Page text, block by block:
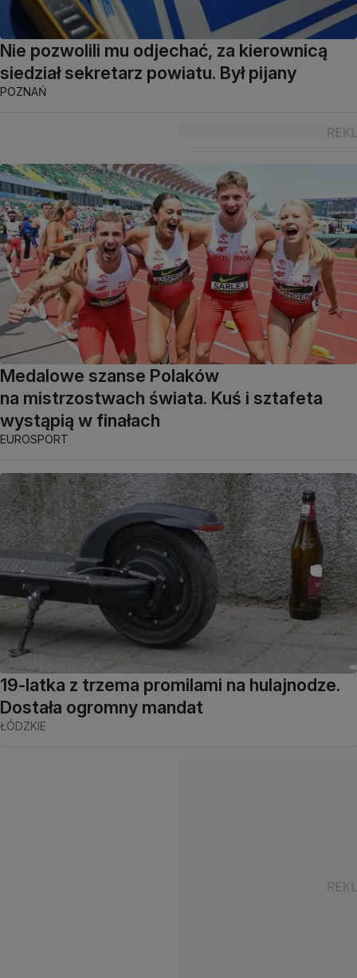
Nie pozwolili mu odjechać, za kierownicą
siedział sekretarz powiatu. Był pijany
POZNAŃ
Medalowe szanse Polaków
na mistrzostwach świata. Kuś i sztafeta
wystąpią w finałach
EUROSPORT
19-latka z trzema promilami na hulajnodze.
Dostała ogromny mandat
ŁÓDZKIE